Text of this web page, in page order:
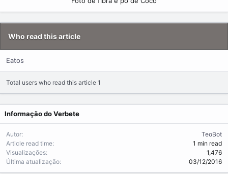
Who read this article
Eatos
Total users who read this article 1
Informação do Verbete
Autor
TeoBot
Article read time
1 min read
Visualizações
1,476
Última atualização
03/12/2016